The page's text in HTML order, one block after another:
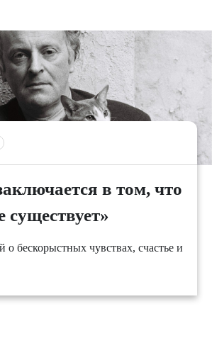
в том, что
существует»
бескорыстных чувствах, счастье и